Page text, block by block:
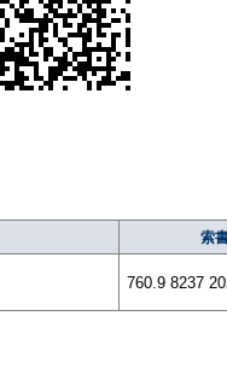
索
760.9 8237